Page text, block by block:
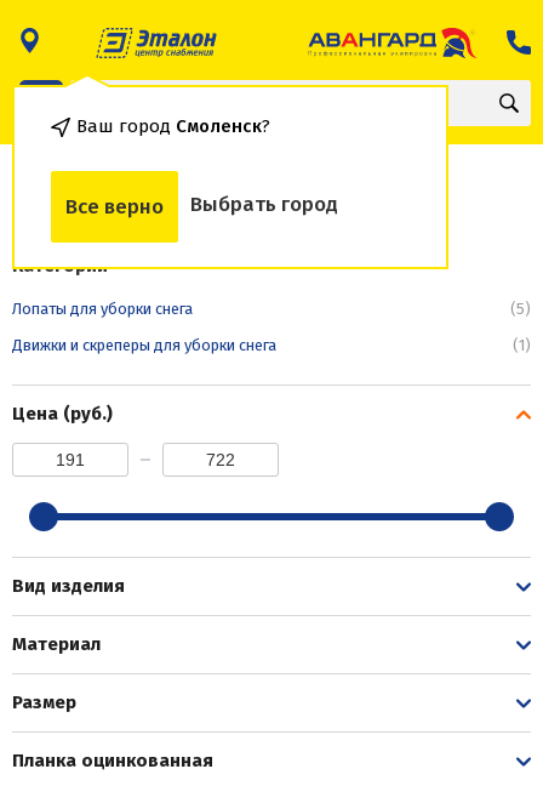
Ваш город Смоленск?
Все верно Выбрать город
Лопаты для уборки снега
Категории
Лопаты для уборки снега
(5)
Движки и скреперы для уборки снега
(1)
Цена (руб.)
Вид изделия
Материал
Размер
Планка оцинкованная